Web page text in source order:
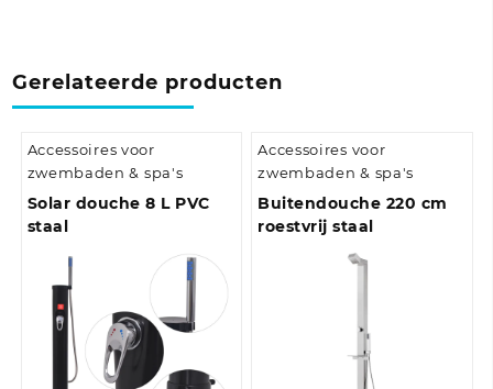
Gerelateerde producten
Accessoires voor
zwembaden & spa's
Solar douche 8 L PVC
staal
Accessoires voor
zwembaden & spa's
Buitendouche 220 cm
roestvrij staal